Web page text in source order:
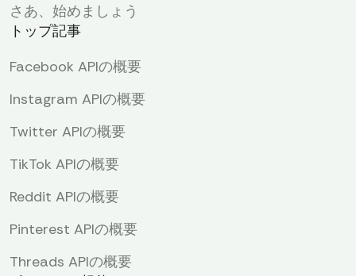
さあ、始めましょう
トップ記事
Facebook APIの概要
Instagram APIの概要
Twitter APIの概要
TikTok APIの概要
Reddit APIの概要
Pinterest APIの概要
Threads APIの概要